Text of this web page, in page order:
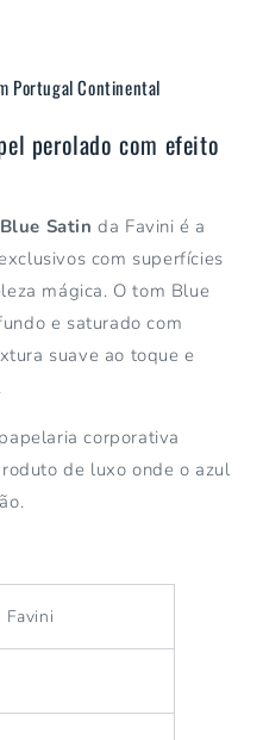
Portugal Continental
perolado com efeito
Satin da Favini é a
com superfícies
mágica. O tom Blue
e saturado com
suave ao toque e
corporativa
de luxo onde o azul